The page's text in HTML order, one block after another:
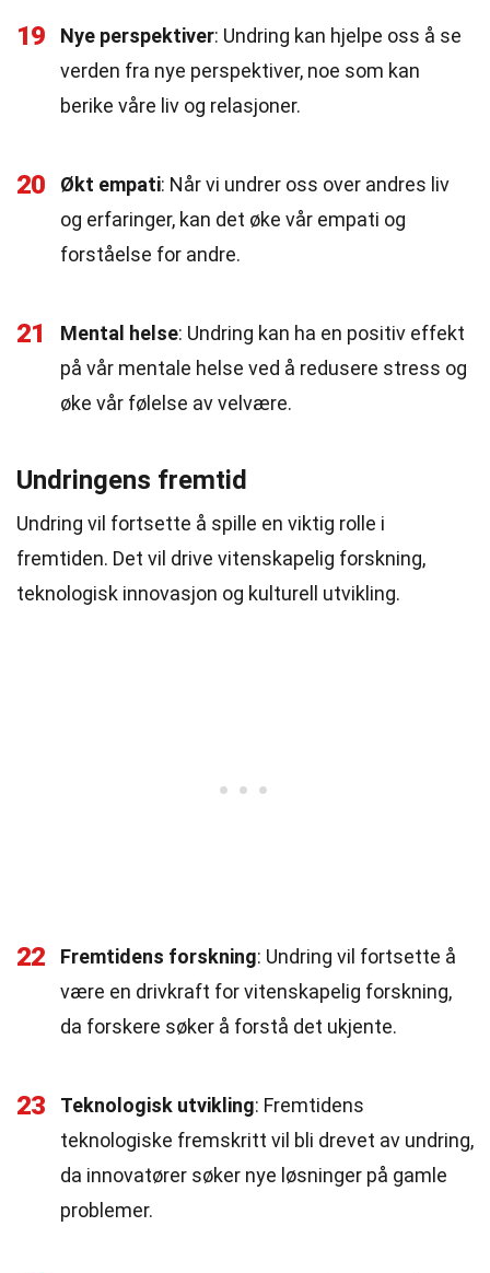
19 Nye perspektiver: Undring kan hjelpe oss å se
verden fra nye perspektiver, noe som kan
berike våre liv og relasjoner.
20 Økt empati: Når vi undrer oss over andres liv
og erfaringer, kan det øke vår empati og
forståelse for andre.
21 Mental helse: Undring kan ha en positiv effekt
på vår mentale helse ved å redusere stress og
øke vår følelse av velvære.
Undringens fremtid
Undring vil fortsette å spille en viktig rolle i
fremtiden. Det vil drive vitenskapelig forskning,
teknologisk innovasjon og kulturell utvikling.
22 Fremtidens forskning: Undring vil fortsette å
være en drivkraft for vitenskapelig forskning,
da forskere søker å forstå det ukjente.
23 Teknologisk utvikling: Fremtidens
teknologiske fremskritt vil bli drevet av undring,
da innovatører søker nye løsninger på gamle
problemer.